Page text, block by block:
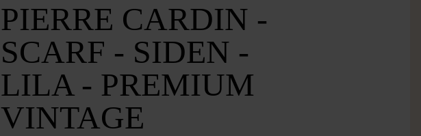
PIERRE CARDIN -
SCARF - SIDEN -
LILA - PREMIUM
VINTAGE